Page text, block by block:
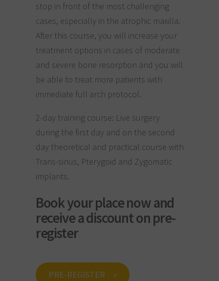
stop in front of the most challenging
cases, especially in the atrophic maxilla.
After this course, you will increase your
treatment options in cases of moderate
and severe bone resorption and you will
be able to treat more patients with
immediate full arch protocol.
2-day training course: Live surgery
during the first day and on the second
day theoretical and practical course with
Trans-sinus, Pterygoid and Zygomatic
implants.
Book your place now and
receive a discount on pre-
register
PRE-REGISTER